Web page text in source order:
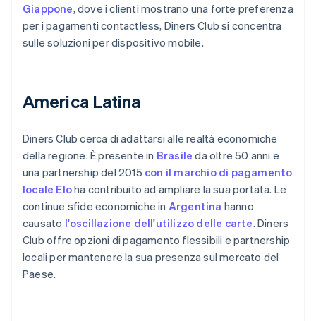
Giappone, dove i clienti mostrano una forte preferenza
per i pagamenti contactless, Diners Club si concentra
sulle soluzioni per dispositivo mobile.
America Latina
Diners Club cerca di adattarsi alle realtà economiche
della regione. È presente in Brasile da oltre 50 anni e
una partnership del 2015 con il marchio di pagamento
locale Eloha contribuito ad ampliare la sua portata. Le
continue sfide economiche in Argentina hanno
causato l'oscillazione dell'utilizzo delle carte. Diners
Club offre opzioni di pagamento flessibili e partnership
locali per mantenere la sua presenza sul mercato del
Paese.